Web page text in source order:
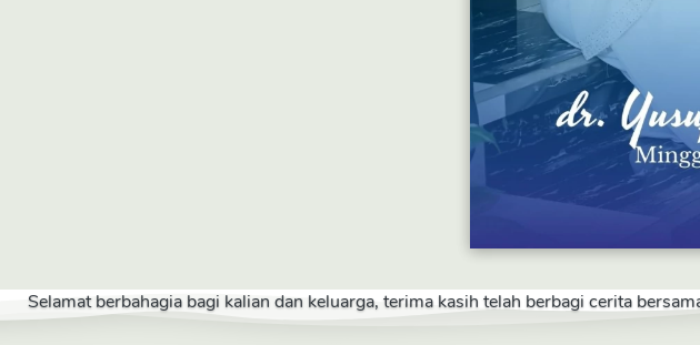
Selamat berbahagia bagi kalian dan keluarga, terima kasih telah berbagi cerita